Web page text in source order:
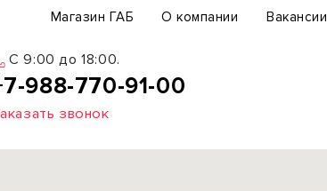
Магазин ГАБ О компании Вакансии
С 9:00 до 18:00.
988-770-91-00
звонок